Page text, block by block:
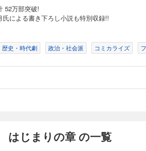
52万部突破!
氏による書き下ろし小説も特別収録!!
歴史・時代劇 政治・社会派 コミカライズ
はじまりの章 の一覧